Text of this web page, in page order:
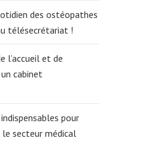
des ostéopathes
télésecrétariat !
l’accueil et de
cabinet
pour
secteur médical